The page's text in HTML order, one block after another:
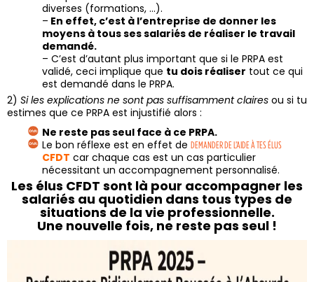
diverses (formations, …).
– En effet, c’est à l’entreprise de donner les
moyens à tous ses salariés de réaliser le travail
demandé.
– C’est d’autant plus important que si le PRPA est
validé, ceci implique que tu dois réaliser tout ce qui
est demandé dans le PRPA.
2) Si les explications ne sont pas suffisamment claires ou si tu
estimes que ce PRPA est injustifié alors :
Ne reste pas seul face à ce PRPA.
Le bon réflexe est en effet de DEMANDER DE L’AIDE À TES ÉLUS
CFDT car chaque cas est un cas particulier
nécessitant un accompagnement personnalisé.
Les élus CFDT sont là pour accompagner les
salariés au quotidien dans tous types de
situations de la vie professionnelle.
Une nouvelle fois, ne reste pas seul !